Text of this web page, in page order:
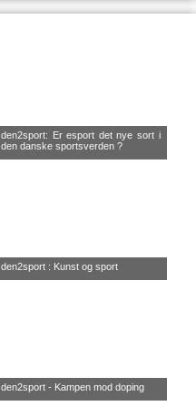
den2sport: Er esport det nye sort i
den danske sportsverden ?
den2sport : Kunst og sport
den2sport - Kampen mod doping